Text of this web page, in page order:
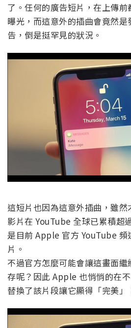
了。任何的廣告短片，在上傳
曝光，而這意外的插曲會竟然
告，倒是挺罕見的狀況。
這短片也因為這意外插曲，雖
影片在 YouTube 全球已累積超
是目前 Apple 官方 YouTube 頻
片。
不過官方怎麼可能會讓這畫面
存呢？因此 Apple 也悄悄的在
替換了該片段讓它顯得「完美」